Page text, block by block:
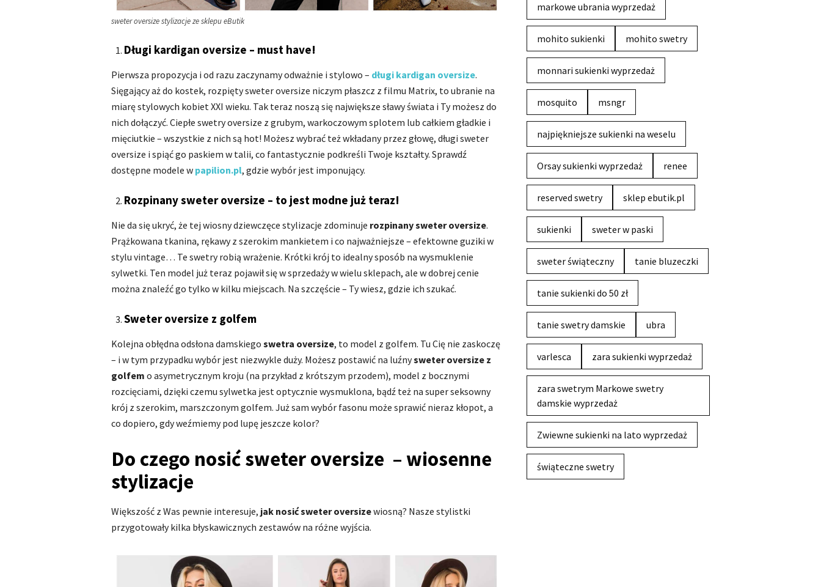
sweter oversize stylizacje ze sklepu eButik
Długi kardigan oversize – must have!
Pierwsza propozycja i od razu zaczynamy odważnie i stylowo – długi kardigan oversize.
Sięgający aż do kostek, rozpięty sweter oversize niczym płaszcz z filmu Matrix, to ubranie na
miarę stylowych kobiet XXI wieku. Tak teraz noszą się największe sławy świata i Ty możesz do
nich dołączyć. Ciepłe swetry oversize z grubym, warkoczowym splotem lub całkiem gładkie i
mięciutkie – wszystkie z nich są hot! Możesz wybrać też wkładany przez głowę, długi sweter
oversize i spiąć go paskiem w talii, co fantastycznie podkreśli Twoje kształty. Sprawdź
dostępne modele w papilion.pl, gdzie wybór jest imponujący.
Rozpinany sweter oversize – to jest modne już teraz!
Nie da się ukryć, że tej wiosny dziewczęce stylizacje zdominuje rozpinany sweter oversize.
Prążkowana tkanina, rękawy z szerokim mankietem i co najważniejsze – efektowne guziki w
stylu vintage… Te swetry robią wrażenie. Krótki krój to idealny sposób na wysmuklenie
sylwetki. Ten model już teraz pojawił się w sprzedaży w wielu sklepach, ale w dobrej cenie
można znaleźć go tylko w kilku miejscach. Na szczęście – Ty wiesz, gdzie ich szukać.
Sweter oversize z golfem
Kolejna obłędna odsłona damskiego swetra oversize, to model z golfem. Tu Cię nie zaskoczę
– i w tym przypadku wybór jest niezwykle duży. Możesz postawić na luźnysweter oversize z
golfem o asymetrycznym kroju (na przykład z krótszym przodem), model z bocznymi
rozcięciami, dzięki czemu sylwetka jest optycznie wysmuklona, bądź też na super seksowny
krój z szerokim, marszczonym golfem. Już sam wybór fasonu może sprawić nieraz kłopot, a
co dopiero, gdy weźmiemy pod lupę jeszcze kolor?
Do czego nosić sweter oversize – wiosenne
stylizacje
Większość z Was pewnie interesuje, jak nosić sweter oversizewiosną? Nasze stylistki
przygotowały kilka błyskawicznych zestawów na różne wyjścia.
markowe ubrania wyprzedaż
mohito sukienki mohito swetry
monnari sukienki wyprzedaż
mosquito msngr
najpiękniejsze sukienki na weselu
Orsay sukienki wyprzedaż renee
reserved swetry sklep ebutik.pl
sukienki sweter w paski
sweter świąteczny tanie bluzeczki
tanie sukienki do 50 zł
tanie swetry damskie ubra
varlesca zara sukienki wyprzedaż
zara swetrym Markowe swetry
damskie wyprzedaż
Zwiewne sukienki na lato wyprzedaż
świąteczne swetry